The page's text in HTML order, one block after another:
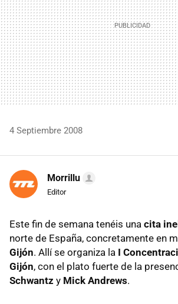
4 Septiembre 2008
Morrillu
Editor
Este fin de semana tenéis una cita
norte de España, concretamente en
Gijón. Allí se organiza la I
Gijón, con el plato fuerte de la
Schwantz y Mick Andrews.